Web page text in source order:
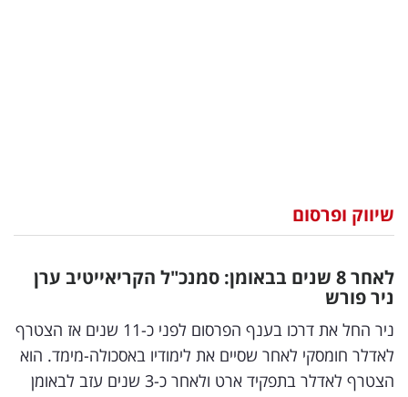
וצרכנות
דיגיטל
וטק
שיווק
שיווק ופרסום
לאחר 8 שנים בבאומן: סמנכ"ל הקריאייטיב ערן
ניר פורש
ניר החל את דרכו בענף הפרסום לפני כ-11 שנים אז הצטרף
לאדלר חומסקי לאחר שסיים את לימודיו באסכולה-מימד. הוא
הצטרף לאדלר בתפקיד ארט ולאחר כ-3 שנים עזב לבאומן